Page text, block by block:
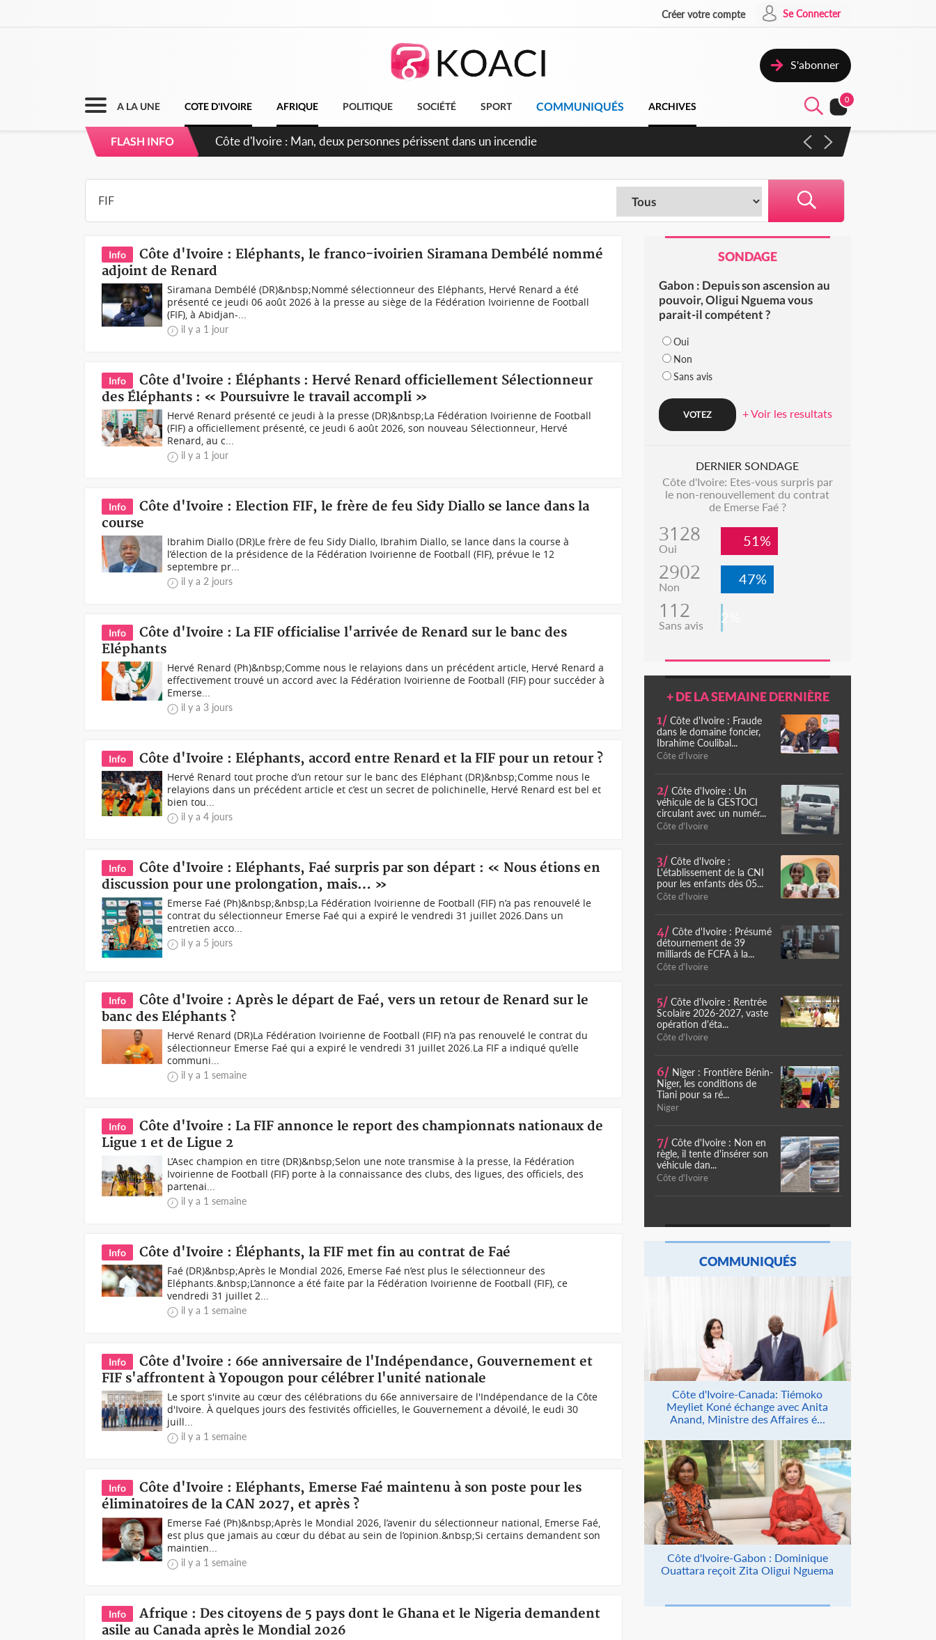
Créer votre compte Se Connecter
S'abonner
A LA UNE COTE D'IVOIRE AFRIQUE POLITIQUE SOCIÉTÉ SPORT COMMUNIQUÉS ARCHIVES
0
FLASH INFO
Côte d'Ivoire : Séileu, la célébration de la fête nationale transformée en vaste campagne contre les produits
Info
Côte d'Ivoire : Eléphants, le franco-ivoirien Siramana Dembélé nommé
adjoint de Renard
Siramana Dembélé (DR)&nbsp;Nommé sélectionneur des Eléphants, Hervé Renard a été
présenté ce jeudi 06 août 2026 à la presse au siège de la Fédération Ivoirienne de Football
(FIF), à Abidjan-...
il y a 1 jour
Info
Côte d'Ivoire : Éléphants : Hervé Renard officiellement Sélectionneur
des Éléphants : « Poursuivre le travail accompli »
Hervé Renard présenté ce jeudi à la presse (DR)&nbsp;La Fédération Ivoirienne de Football
(FIF) a officiellement présenté, ce jeudi 6 août 2026, son nouveau Sélectionneur, Hervé
Renard, au c...
il y a 1 jour
Info
Côte d'Ivoire : Election FIF, le frère de feu Sidy Diallo se lance dans la
course
Ibrahim Diallo (DR)Le frère de feu Sidy Diallo, Ibrahim Diallo, se lance dans la course à
l’élection de la présidence de la Fédération Ivoirienne de Football (FIF), prévue le 12
septembre pr...
il y a 2 jours
Info
Côte d'Ivoire : La FIF officialise l'arrivée de Renard sur le banc des
Eléphants
Hervé Renard (Ph)&nbsp;Comme nous le relayions dans un précédent article, Hervé Renard a
effectivement trouvé un accord avec la Fédération Ivoirienne de Football (FIF) pour succéder à
Emerse...
il y a 3 jours
Info Côte d'Ivoire : Eléphants, accord entre Renard et la FIF pour un retour ?
Hervé Renard tout proche d’un retour sur le banc des Eléphant (DR)&nbsp;Comme nous le
relayions dans un précédent article et c’est un secret de polichinelle, Hervé Renard est bel et
bien tou...
il y a 4 jours
Info
Côte d'Ivoire : Eléphants, Faé surpris par son départ : « Nous étions en
discussion pour une prolongation, mais… »
Emerse Faé (Ph)&nbsp;&nbsp;La Fédération Ivoirienne de Football (FIF) n’a pas renouvelé le
contrat du sélectionneur Emerse Faé qui a expiré le vendredi 31 juillet 2026.Dans un
entretien acco...
il y a 5 jours
Info
Côte d'Ivoire : Après le départ de Faé, vers un retour de Renard sur le
banc des Eléphants ?
Hervé Renard (DR)La Fédération Ivoirienne de Football (FIF) n’a pas renouvelé le contrat du
sélectionneur Emerse Faé qui a expiré le vendredi 31 juillet 2026.La FIF a indiqué qu’elle
communi...
il y a 1 semaine
Info
Côte d'Ivoire : La FIF annonce le report des championnats nationaux de
Ligue 1 et de Ligue 2
L’Asec champion en titre (DR)&nbsp;Selon une note transmise à la presse, la Fédération
Ivoirienne de Football (FIF) porte à la connaissance des clubs, des ligues, des officiels, des
partenai...
il y a 1 semaine
Info Côte d'Ivoire : Éléphants, la FIF met fin au contrat de Faé
Faé (DR)&nbsp;Après le Mondial 2026, Emerse Faé n’est plus le sélectionneur des
Eléphants.&nbsp;L’annonce a été faite par la Fédération Ivoirienne de Football (FIF), ce
vendredi 31 juillet 2...
il y a 1 semaine
Info
Côte d'Ivoire : 66e anniversaire de l'Indépendance, Gouvernement et
FIF s'affrontent à Yopougon pour célébrer l'unité nationale
Le sport s'invite au cœur des célébrations du 66e anniversaire de l'Indépendance de la Côte
d'Ivoire. À quelques jours des festivités officielles, le Gouvernement a dévoilé, le eudi 30
juill...
il y a 1 semaine
Info
Côte d'Ivoire : Eléphants, Emerse Faé maintenu à son poste pour les
éliminatoires de la CAN 2027, et après ?
Emerse Faé (Ph)&nbsp;Après le Mondial 2026, l’avenir du sélectionneur national, Emerse Faé,
est plus que jamais au cœur du débat au sein de l’opinion.&nbsp;Si certains demandent son
maintien...
il y a 1 semaine
Info
Afrique : Des citoyens de 5 pays dont le Ghana et le Nigeria demandent
asile au Canada après le Mondial 2026
SONDAGE
Gabon : Depuis son ascension au
pouvoir, Oligui Nguema vous
parait-il compétent ?
Oui
Non
Sans avis
+ Voir les resultats
DERNIER SONDAGE
Côte d'Ivoire: Etes-vous surpris par
le non-renouvellement du contrat
de Emerse Faé ?
3128
Oui 51%
2902
Non 47%
112
Sans avis 2%
+ DE LA SEMAINE DERNIÈRE
1/ Côte d'Ivoire : Fraude
dans le domaine foncier,
Ibrahime Coulibal...
Côte d'Ivoire
2/ Côte d'Ivoire : Un
véhicule de la GESTOCI
circulant avec un numér...
Côte d'Ivoire
3/ Côte d'Ivoire :
L'établissement de la CNI
pour les enfants dès 05...
Côte d'Ivoire
4/ Côte d'Ivoire : Présumé
détournement de 39
milliards de FCFA à la...
Côte d'Ivoire
5/ Côte d'Ivoire : Rentrée
Scolaire 2026-2027, vaste
opération d'éta...
Côte d'Ivoire
6/ Niger : Frontière Bénin-
Niger, les conditions de
Tiani pour sa ré...
Niger
7/ Côte d'Ivoire : Non en
règle, il tente d'insérer son
véhicule dan...
Côte d'Ivoire
COMMUNIQUÉS
Côte d'Ivoire-Canada: Tiémoko
Meyliet Koné échange avec Anita
Anand, Ministre des Affaires é...
Côte d'Ivoire-Gabon : Dominique
Ouattara reçoit Zita Oligui Nguema